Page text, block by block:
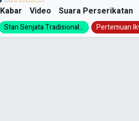
Kabar Video Suara Perserikatan
Stan Senjata Tradisional... Pertemuan